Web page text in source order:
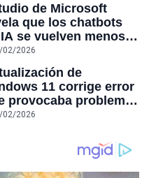
aplicaciones con
únicos o
especiales a
de Microsoft
que los chatbots
se vuelven menos
mientras más
hablas con ellos:
de confiabilidad
un 112%
02/2026
de
11 corrige error
provocaba problemas
en PC: los
desde 2023
02/2026